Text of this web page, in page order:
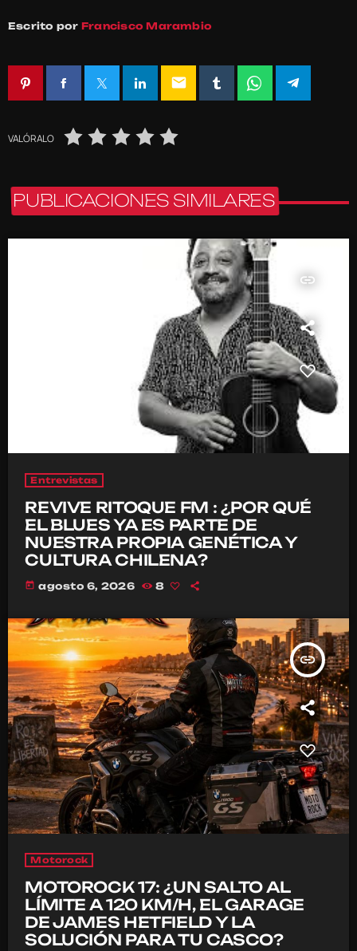
Escrito por Francisco Marambio
email
VALÓRALO
PUBLICACIONES SIMILARES
insert_link
Entrevistas
REVIVE RITOQUE FM : ¿POR QUÉ
EL BLUES YA ES PARTE DE
NUESTRA PROPIA GENÉTICA Y
CULTURA CHILENA?
today agosto 6, 2026 8
insert_link
Motorock
MOTOROCK 17: ¿UN SALTO AL
LÍMITE A 120 KM/H, EL GARAGE
DE JAMES HETFIELD Y LA
SOLUCIÓN PARA TU CASCO?